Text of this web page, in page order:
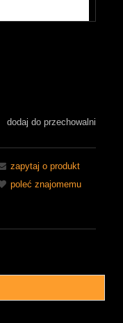
dodaj do przechowalni
zapytaj o produkt
poleć znajomemu